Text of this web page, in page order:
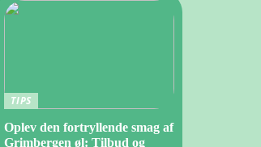
TIPS
Oplev den fortryllende smag af
Grimbergen øl: Tilbud og